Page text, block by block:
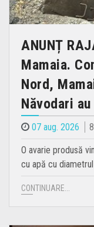
ANUNȚ
Mamaia.
Nord,
Năvodari
07 aug. 2026
O avarie produsă
cu apă cu
CONTINUARE...